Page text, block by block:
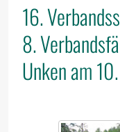
16.
8.
Unken am